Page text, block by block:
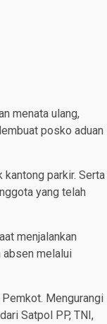
menata ulang,
posko aduan
parkir. Serta
yang telah
menjalankan
absen melalui
Mengurangi
Satpol PP, TNI,